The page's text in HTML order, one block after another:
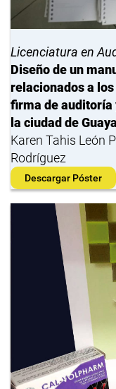
Licenciatura en
Diseño de un
relacionados a
firma de auditoría
la ciudad de
Karen Tahis León
Rodríguez
Descargar Póster